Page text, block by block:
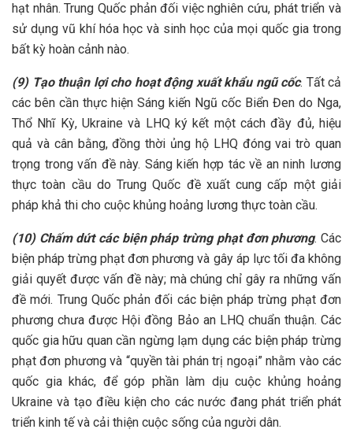
hạt nhân. Trung Quốc phản đối việc nghiên cứu, phát triển và
sử dụng vũ khí hóa học và sinh học của mọi quốc gia trong
bất kỳ hoàn cảnh nào.
(9) Tạo thuận lợi cho hoạt động xuất khẩu ngũ cốc. Tất cả
các bên cần thực hiện Sáng kiến Ngũ cốc Biển Đen do Nga,
Thổ Nhĩ Kỳ, Ukraine và LHQ ký kết một cách đầy đủ, hiệu
quả và cân bằng, đồng thời ủng hộ LHQ đóng vai trò quan
trọng trong vấn đề này. Sáng kiến hợp tác về an ninh lương
thực toàn cầu do Trung Quốc đề xuất cung cấp một giải
pháp khả thi cho cuộc khủng hoảng lương thực toàn cầu.
(10) Chấm dứt các biện pháp trừng phạt đơn phương. Các
biện pháp trừng phạt đơn phương và gây áp lực tối đa không
giải quyết được vấn đề này; mà chúng chỉ gây ra những vấn
đề mới. Trung Quốc phản đối các biện pháp trừng phạt đơn
phương chưa được Hội đồng Bảo an LHQ chuẩn thuận. Các
quốc gia hữu quan cần ngừng lạm dụng các biện pháp trừng
phạt đơn phương và “quyền tài phán trị ngoại” nhằm vào các
quốc gia khác, để góp phần làm dịu cuộc khủng hoảng
Ukraine và tạo điều kiện cho các nước đang phát triển phát
triển kinh tế và cải thiện cuộc sống của người dân.